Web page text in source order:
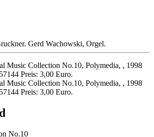
Gerd Wachowski, Orgel.
No.10